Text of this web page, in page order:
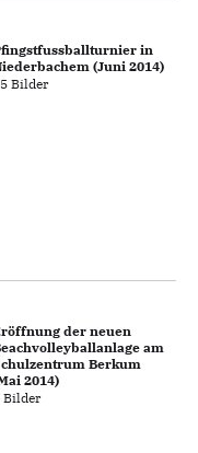
in
(Juni 2014)
Bilder
der neuen
am
Berkum
2014)
Bilder